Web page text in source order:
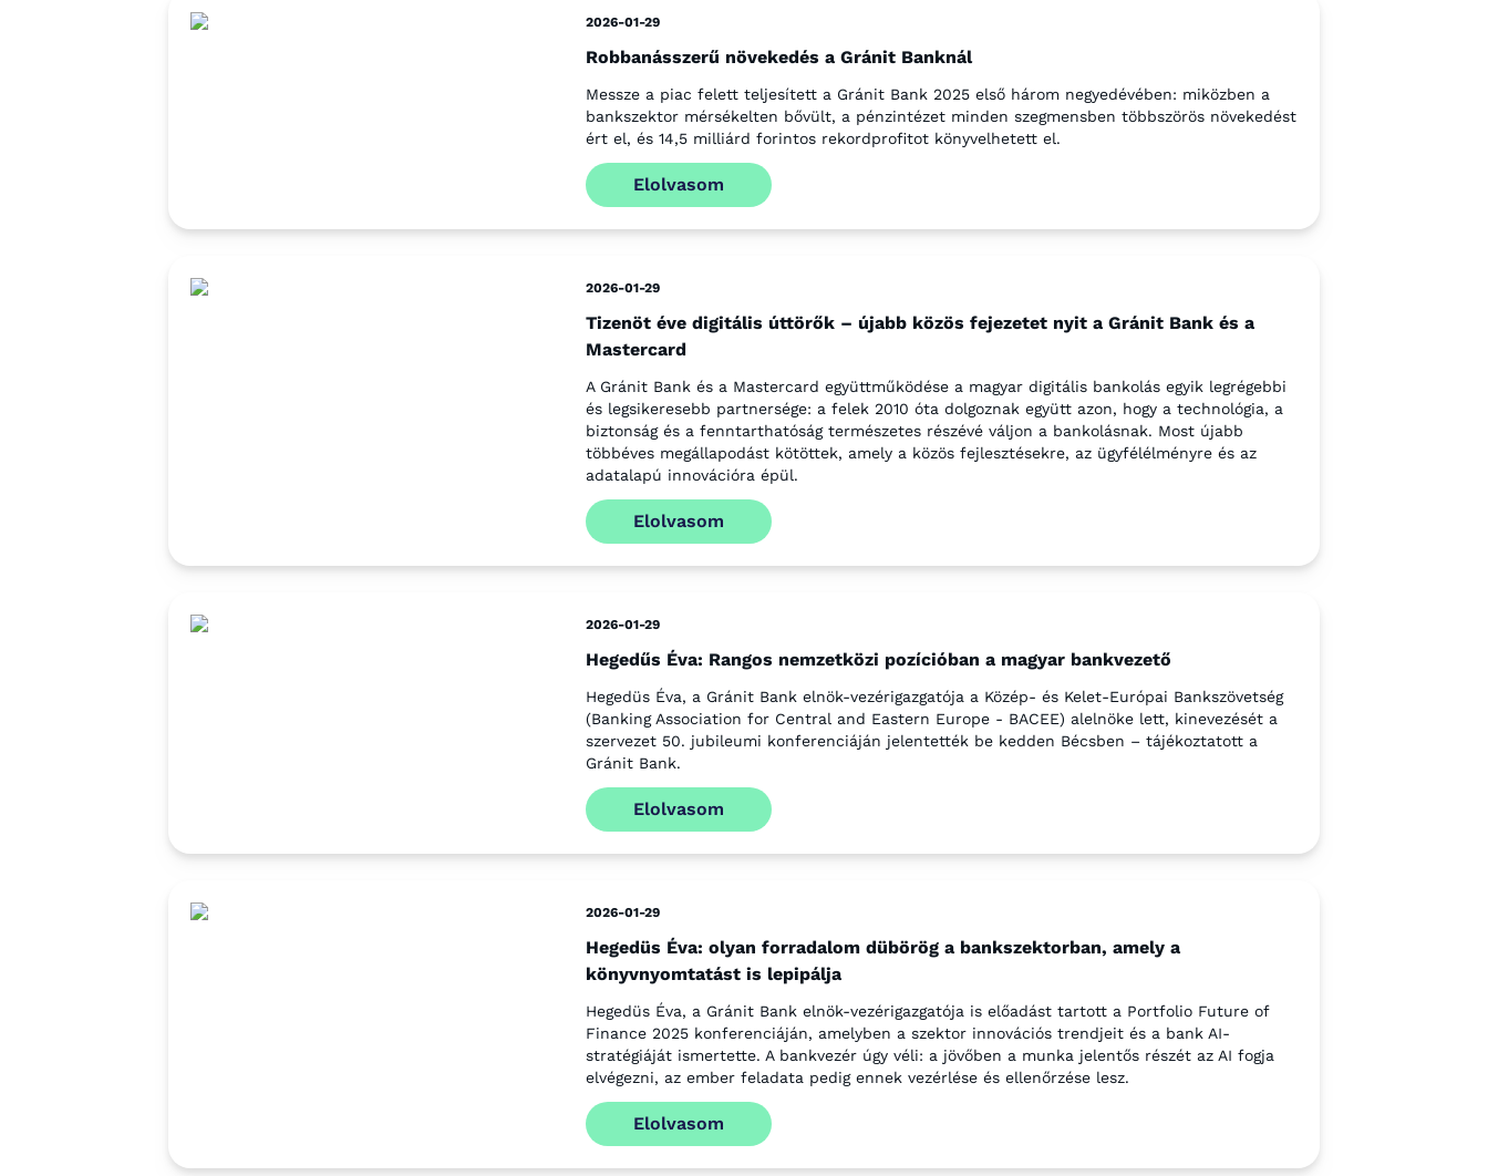
2026-01-29
Robbanásszerű növekedés a Gránit Banknál
Messze a piac felett teljesített a Gránit Bank 2025 első három negyedévében: miközben a
bankszektor mérsékelten bővült, a pénzintézet minden szegmensben többszörös növekedést
ért el, és 14,5 milliárd forintos rekordprofitot könyvelhetett el.
Elolvasom
2026-01-29
Tizenöt éve digitális úttörők – újabb közös fejezetet nyit a Gránit Bank és a
Mastercard
A Gránit Bank és a Mastercard együttműködése a magyar digitális bankolás egyik legrégebbi
és legsikeresebb partnersége: a felek 2010 óta dolgoznak együtt azon, hogy a technológia, a
biztonság és a fenntarthatóság természetes részévé váljon a bankolásnak. Most újabb
többéves megállapodást kötöttek, amely a közös fejlesztésekre, az ügyfélélményre és az
adatalapú innovációra épül.
Elolvasom
2026-01-29
Hegedűs Éva: Rangos nemzetközi pozícióban a magyar bankvezető
Hegedüs Éva, a Gránit Bank elnök-vezérigazgatója a Közép- és Kelet-Európai Bankszövetség
(Banking Association for Central and Eastern Europe - BACEE) alelnöke lett, kinevezését a
szervezet 50. jubileumi konferenciáján jelentették be kedden Bécsben – tájékoztatott a
Gránit Bank.
Elolvasom
2026-01-29
Hegedüs Éva: olyan forradalom dübörög a bankszektorban, amely a
könyvnyomtatást is lepipálja
Hegedüs Éva, a Gránit Bank elnök-vezérigazgatója is előadást tartott a Portfolio Future of
Finance 2025 konferenciáján, amelyben a szektor innovációs trendjeit és a bank AI-
stratégiáját ismertette. A bankvezér úgy véli: a jövőben a munka jelentős részét az AI fogja
elvégezni, az ember feladata pedig ennek vezérlése és ellenőrzése lesz.
Elolvasom